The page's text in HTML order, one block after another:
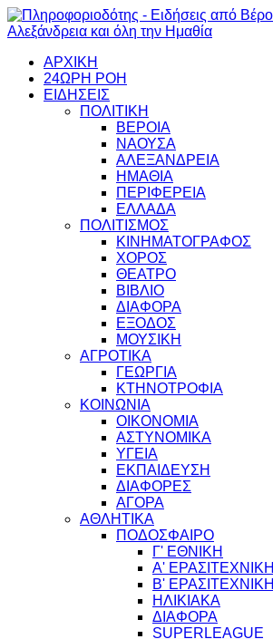
ΑΡΧΙΚΗ
24ΩΡΗ ΡΟΗ
ΕΙΔΗΣΕΙΣ
ΠΟΛΙΤΙΚΗ
ΒΕΡΟΙΑ
ΝΑΟΥΣΑ
ΑΛΕΞΑΝΔΡΕΙΑ
ΗΜΑΘΙΑ
ΠΕΡΙΦΕΡΕΙΑ
ΕΛΛΑΔΑ
ΠΟΛΙΤΙΣΜΟΣ
ΚΙΝΗΜΑΤΟΓΡΑΦΟΣ
ΧΟΡΟΣ
ΘΕΑΤΡΟ
ΒΙΒΛΙΟ
ΔΙΑΦΟΡΑ
ΕΞΟΔΟΣ
ΜΟΥΣΙΚΗ
ΑΓΡΟΤΙΚΑ
ΓΕΩΡΓΙΑ
ΚΤΗΝΟΤΡΟΦΙΑ
ΚΟΙΝΩΝΙΑ
ΟΙΚΟΝΟΜΙΑ
ΑΣΤΥΝΟΜΙΚΑ
ΥΓΕΙΑ
ΕΚΠΑΙΔΕΥΣΗ
ΔΙΑΦΟΡΕΣ
ΑΓΟΡΑ
ΑΘΛΗΤΙΚΑ
ΠΟΔΟΣΦΑΙΡΟ
Γ' ΕΘΝΙΚΗ
Α' ΕΡΑΣΙΤΕΧΝΙΚΗ
Β' ΕΡΑΣΙΤΕΧΝΙΚΗ
ΗΛΙΚΙΑΚΑ
ΔΙΑΦΟΡΑ
SUPERLEAGUE